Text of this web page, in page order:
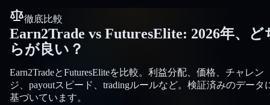
徹底比較
Earn2Trade vs FuturesElite: 2026年、ど
らが良い？
Earn2TradeとFuturesEliteを比較。利益分配、価格、チャレン
ジ、payoutスピード、tradingルールなど。検証済みのデータ
基づいています。